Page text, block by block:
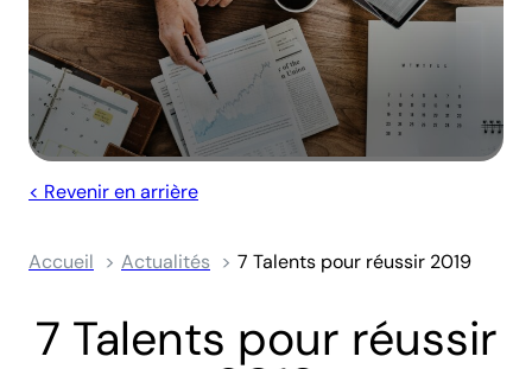
< Revenir en arrière
Accueil Actualités 7 Talents pour réussir 2019
7 Talents pour réussir